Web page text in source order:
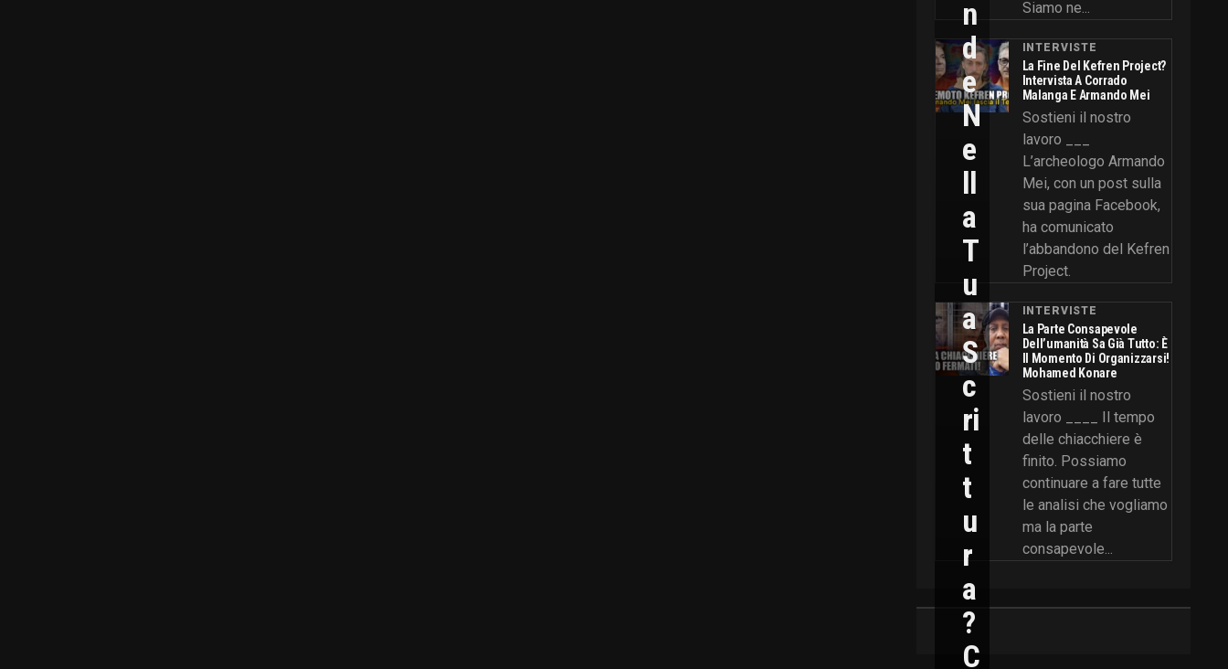
Siamo ne...
INTERVISTE
La Fine Del Kefren Project?
Intervista A Corrado
Malanga E Armando Mei
Sostieni il nostro
lavoro ___
L’archeologo Armando
Mei, con un post sulla
sua pagina Facebook,
ha comunicato
l’abbandono del Kefren
Project.
INTERVISTE
La Parte Consapevole
Dell’umanità Sa Già Tutto: È
Il Momento Di Organizzarsi!
Mohamed Konare
Sostieni il nostro
lavoro ____ Il tempo
delle chiacchiere è
finito. Possiamo
continuare a fare tutte
le analisi che vogliamo
ma la parte
consapevole...
N
D
E
N
E
Ll
A
T
U
A
S
C
Ri
T
T
U
R
A
?
C